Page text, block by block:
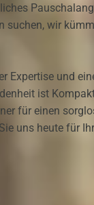
suchen, wir
Expertise und
ist
für einen
uns heute für